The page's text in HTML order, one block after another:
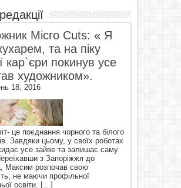
Micro Cuts: « Я
та на піку
кар`єри покинув усе
художником».
18, 2016
це поєднання чорного та білого
Завдяки цьому, у своїх роботах
усе зайве та залишає саму
з Запоріжжя до
Максим розпочав свою
не маючи профільної
освіти. […]